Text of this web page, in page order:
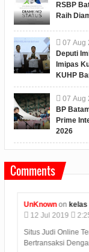
RSBP
Raih
07 Aug
Deputi
Imipas
KUHP
07 Aug
BP
Prime
2026
Comments
UnKnownonkelas
12 Jul 2019
2:25
Situs Judi Online
Bertransaksi